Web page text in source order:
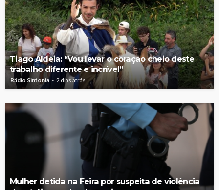
Tiago Aldeia: “Vou levar o coração cheio deste
trabalho diferente e incrível”
Rádio Sintonia 2 dias atrás
Mulher detida na Feira por suspeita de violência